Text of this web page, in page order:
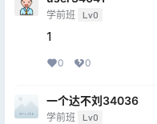
学前班 Lv0
1
0 0
一个达不刘34036
学前班 Lv0